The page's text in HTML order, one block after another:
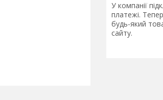
У компанії
платежі.
будь-який
сайту.